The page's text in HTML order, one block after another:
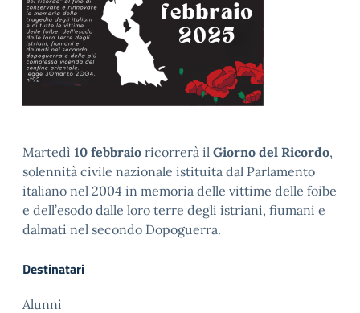
Martedì 10 febbraio ricorrerà il Giorno del Ricordo,
solennità civile nazionale istituita dal Parlamento
italiano nel 2004 in memoria delle vittime delle foibe
e dell’esodo dalle loro terre degli istriani, fiumani e
dalmati nel secondo Dopoguerra.
Destinatari
Alunni